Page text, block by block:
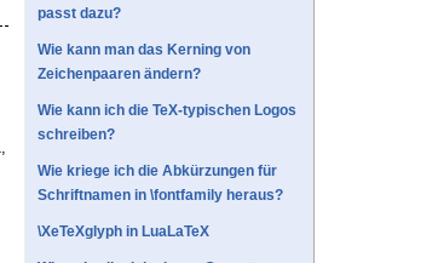
passt dazu?
Wie kann man das Kerning von
Zeichenpaaren ändern?
Wie kann ich die TeX-typischen Logos
schreiben?
Wie kriege ich die Abkürzungen für
Schriftnamen in \fontfamily heraus?
\XeTeXglyph in LuaLaTeX